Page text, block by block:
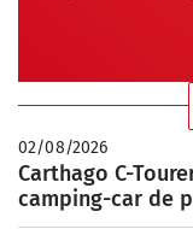
02/08/2026
Carthago C-
camping-car de